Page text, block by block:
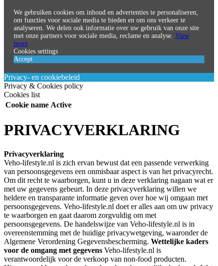
We gebruiken cookies om inhoud en advertenties te personaliseren,
om functies voor sociale media te bieden en om ons verkeer te
analyseren. We delen ook informatie over uw gebruik van onze site
met onze partners voor sociale media, reclame en analyse. View
more
Cookies settings
Accept
Privacy- en cookiebeleid
Privacy & Cookies policy
Cookies list
Cookie name Active
PRIVACYVERKLARING
Privacyverklaring
Veho-lifestyle.nl is zich ervan bewust dat een passende verwerking
van persoonsgegevens een onmisbaar aspect is van het privacyrecht.
Om dit recht te waarborgen, kunt u in deze verklaring nagaan wat er
met uw gegevens gebeurt. In deze privacyverklaring willen we
heldere en transparante informatie geven over hoe wij omgaan met
persoonsgegevens. Veho-lifestyle.nl doet er alles aan om uw privacy
te waarborgen en gaat daarom zorgvuldig om met
persoonsgegevens. De handelswijze van Veho-lifestyle.nl is in
overeenstemming met de huidige privacywetgeving, waaronder de
Algemene Verordening Gegevensbescherming. Wettelijke kaders
voor de omgang met gegevens Veho-lifestyle.nl is
verantwoordelijk voor de verkoop van non-food producten.